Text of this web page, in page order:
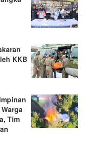
KKB
Tim